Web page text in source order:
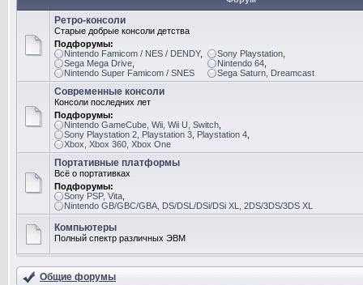
Ретро-консоли
Старые добрые консоли детства
Подфорумы:
Nintendo Famicom / NES / DENDY,
Sega Mega Drive
Nintendo Super Famicom / SNES
Sony Playstation
Nintendo 64
Sega Saturn, Dreamcast
Современные консоли
Консоли последних лет
Подфорумы:
Nintendo GameCube, Wii, Wii U, Switch
Sony Playstation 2, Playstation 3, Playstation 4
Xbox, Xbox 360, Xbox One
Портативные платформы
Всё о портативках
Подфорумы:
Sony PSP, Vita
Nintendo GB/GBC/GBA, DS/DSL/DSi/DSi XL, 2DS/3DS/3DS XL
Компьютеры
Полный спектр различных ЭВМ
Общие форумы